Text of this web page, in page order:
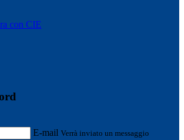
con CIE
E-mail Verrà inviato un messaggio